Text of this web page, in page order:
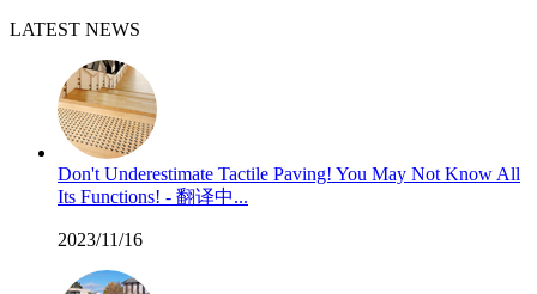
LATEST NEWS
Don't Underestimate Tactile Paving! You May Not Know All
Its Functions! - 翻译中...
2023/11/16